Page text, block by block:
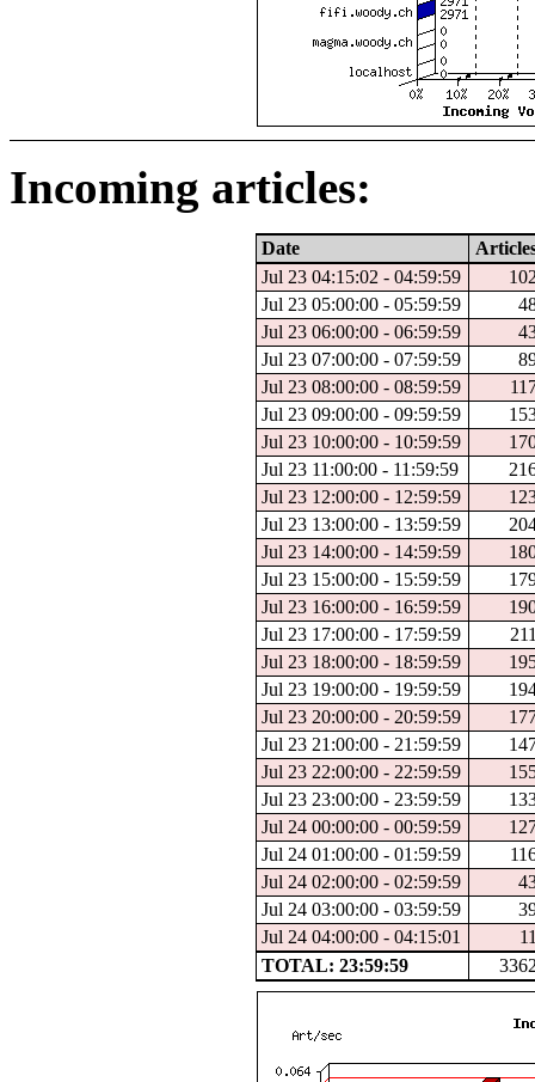
Incoming articles:
Date
Jul 23 04:15:02 - 04:59:59
Jul 23 05:00:00 - 05:59:59
Jul 23 06:00:00 - 06:59:59
Jul 23 07:00:00 - 07:59:59
Jul 23 08:00:00 - 08:59:59
Jul 23 09:00:00 - 09:59:59
Jul 23 10:00:00 - 10:59:59
Jul 23 11:00:00 - 11:59:59
Jul 23 12:00:00 - 12:59:59
Jul 23 13:00:00 - 13:59:59
Jul 23 14:00:00 - 14:59:59
Jul 23 15:00:00 - 15:59:59
Jul 23 16:00:00 - 16:59:59
Jul 23 17:00:00 - 17:59:59
Jul 23 18:00:00 - 18:59:59
Jul 23 19:00:00 - 19:59:59
Jul 23 20:00:00 - 20:59:59
Jul 23 21:00:00 - 21:59:59
Jul 23 22:00:00 - 22:59:59
Jul 23 23:00:00 - 23:59:59
Jul 24 00:00:00 - 00:59:59
Jul 24 01:00:00 - 01:59:59
Jul 24 02:00:00 - 02:59:59
Jul 24 03:00:00 - 03:59:59
Jul 24 04:00:00 - 04:15:01
TOTAL: 23:59:59